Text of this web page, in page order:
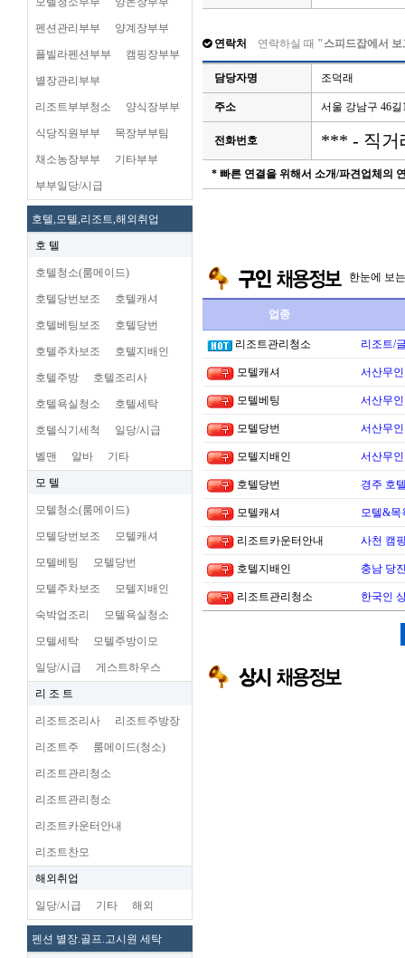
펜션관리부부 양계장부부
플빌라펜션부부 캠핑장부부
별장관리부부
리조트부부청소 양식장부부
식당직원부부 목장부부팀
채소농장부부 기타부부
부부일당/시급
호텔,모텔,리조트,해외취업
호 텔
호텔청소(룸메이드)
호텔당번보조 호텔캐셔
호텔베팅보조 호텔당번
호텔주차보조 호텔지배인
호텔주방 호텔조리사
호텔욕실청소 호텔세탁
호텔식기세척 일당/시급
벨맨 알바 기타
모 텔
모텔청소(룸메이드)
모텔당번보조 모텔캐셔
모텔베팅 모텔당번
모텔주차보조 모텔지배인
숙박업조리 모텔욕실청소
모텔세탁 모텔주방이모
일당/시급 게스트하우스
리 조 트
리조트조리사 리조트주방장
리조트주 룸메이드(청소)
리조트관리청소
리조트관리청소
리조트카운터안내
리조트찬모
해외취업
일당/시급 기타 해외
펜션 별장.골프.고시원 세탁
연락처 연락하실 때 "스피드잡에서
담당자명 조덕래
주소 서울 강남구 46
전화번호 *** - 직거
* 빠른 연결을 위해서 소개/파견업체의
한눈에 보
업종
리조트관리청소 리조트/
모텔캐셔 서산무
모텔베팅 서산무
모텔당번 서산무
모텔지배인 서산무
호텔당번 경주 호
모텔캐셔 모텔&목
리조트카운터안내 사천 캠
호텔지배인 충남 당
리조트관리청소 한국인